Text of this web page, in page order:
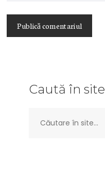
Caută în site